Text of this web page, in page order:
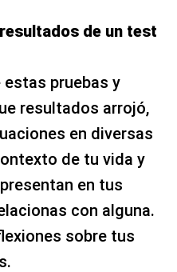
de un test
estas pruebas y
resultados arrojó,
en diversas
de tu vida y
en tus
con alguna.
sobre tus